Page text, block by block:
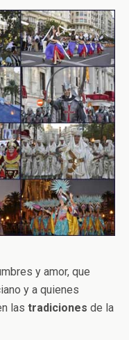
y amor, que
y a quienes
las tradiciones de la